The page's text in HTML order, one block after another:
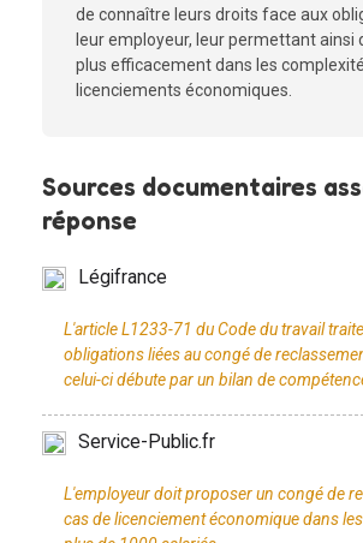
de connaître leurs droits face aux
leur employeur, leur permettant ainsi
plus efficacement dans les
licenciements économiques.
Sources documentaires
réponse
Légifrance
L'article L1233-71 du Code du travail
obligations liées au congé de
Service-Public.fr
L'employeur doit proposer un congé de
cas de licenciement économique dans